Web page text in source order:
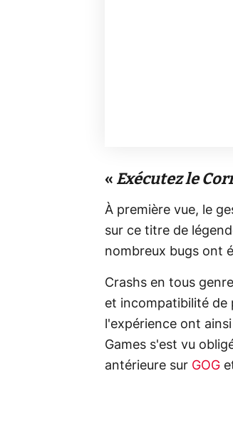
« Exécutez le
À première vue, le
sur ce titre de
nombreux bugs ont
Crashs en tous
et incompatibilité de
l'expérience ont
Games s'est vu
antérieure sur GOG